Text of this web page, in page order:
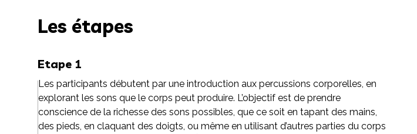
Les étapes
Etape 1
Les participants débutent par une introduction aux percussions corporelles, en
explorant les sons que le corps peut produire. L’objectif est de prendre
conscience de la richesse des sons possibles, que ce soit en tapant des mains,
des pieds, en claquant des doigts, ou même en utilisant d’autres parties du corps